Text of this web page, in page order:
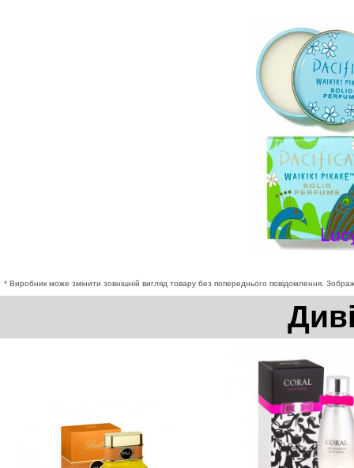
* Виробник може змінити зовнішній вигляд товару без попереднього повідомлення.